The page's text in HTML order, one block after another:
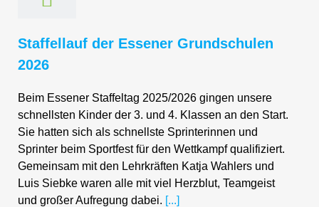
Staffellauf der Essener Grundschulen
2026
Beim Essener Staffeltag 2025/2026 gingen unsere
schnellsten Kinder der 3. und 4. Klassen an den Start.
Sie hatten sich als schnellste Sprinterinnen und
Sprinter beim Sportfest für den Wettkampf qualifiziert.
Gemeinsam mit den Lehrkräften Katja Wahlers und
Luis Siebke waren alle mit viel Herzblut, Teamgeist
und großer Aufregung dabei. [...]